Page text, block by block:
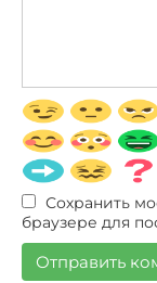
Сохранить
браузере для